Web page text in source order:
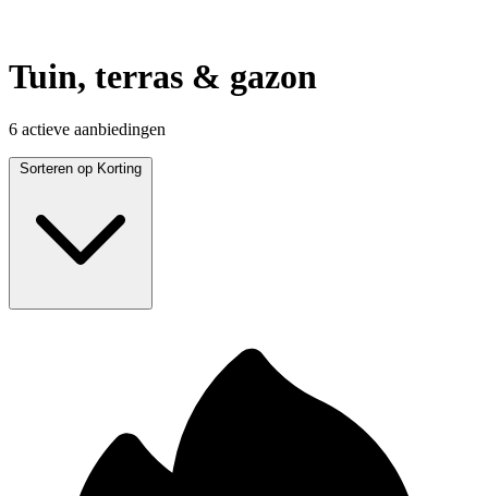
Tuin, terras & gazon
6 actieve aanbiedingen
Sorteren op Korting